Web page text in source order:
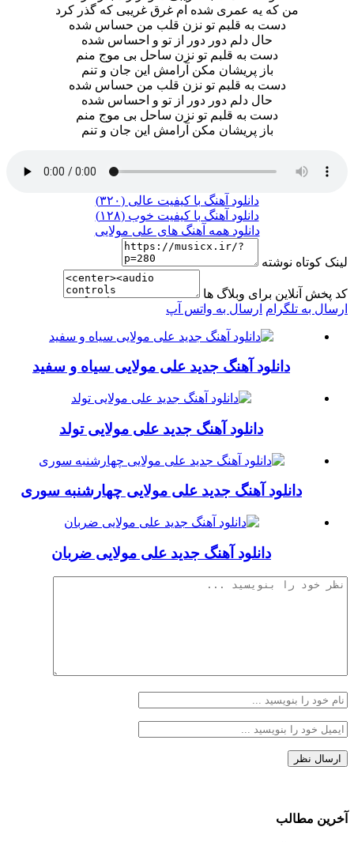
من که یه عمری شده ام غرق غریبی که گذر کرد
دست به قلبم تو نزن قلب من حساس شده
حال دلم دور دور از تو و احساس شده
دست به قلبم تو نزن ساحل بی موج منم
باز پریشان مکن آرامش این جان و تنم
دست به قلبم تو نزن قلب من حساس شده
حال دلم دور دور از تو و احساس شده
دست به قلبم تو نزن ساحل بی موج منم
باز پریشان مکن آرامش این جان و تنم
دانلود آهنگ با کیفیت عالی (۳۲۰)
دانلود آهنگ با کیفیت خوب (۱۲۸)
دانلود همه آهنگ های علی مولایی
لینک کوتاه نوشته
کد پخش آنلاین برای وبلاگ ها
ارسال به تلگرام ارسال به واتس آپ
دانلود آهنگ جدید علی مولایی سیاه و سفید
دانلود آهنگ جدید علی مولایی تولد
دانلود آهنگ جديد علی مولایی چهارشنبه سوری
دانلود آهنگ جدید علی مولایی ضربان
آخرین مطالب